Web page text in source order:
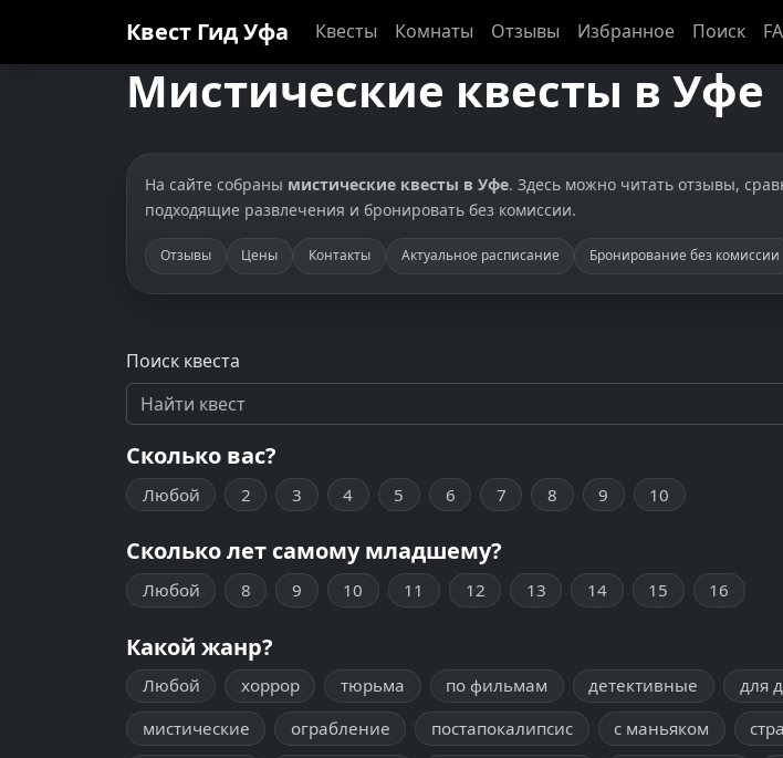
Квест ГидУфа Квесты Комнаты Отзывы Избранное Поиск
Мистические квесты в Уфе
На сайте собраны мистические квесты в Уфе. Здесь можно читать отзывы,
подходящие развлечения и бронировать без комиссии.
Отзывы Цены Контакты Актуальное расписание Бронирование без комиссии
Поиск квеста
Сколько вас?
Любой 2 3 4 5 6 7 8 9 10
Сколько лет самому младшему?
Любой 8 9 10 11 12 13 14 15 16
Какой жанр?
Любой хоррор тюрьма по фильмам детективные для
мистические
ограбление постапокалипсис с маньяком